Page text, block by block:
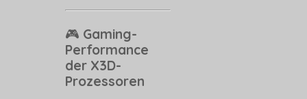
🎮 Gaming-
Performance
der X3D-
Prozessoren